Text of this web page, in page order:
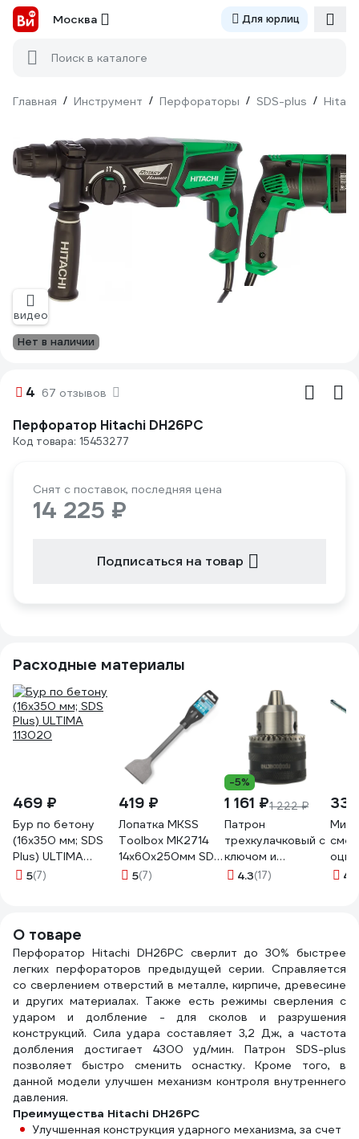
Москва Для юрлиц
Поиск в каталоге
Главная / Инструмент / Перфораторы / SDS-plus /
видео
Нет в наличии
4 67 отзывов
Перфоратор Hitachi DH26PC
Код товара: 15453277
Снят с поставок, последняя цена
14 225 ₽
Подписаться на товар
Расходные материалы
469 ₽
Бур по бетону
(16х350 мм; SDS
Plus) ULTIMA
113020
5(7)
419 ₽
Лопатка MKSS
Toolbox MK2714
14x60x250мм SDS
plus МКSS
5(7)
-5%
1 161 ₽1 222 ₽
Патрон
трехкулачковый с
ключом и
переходником
70206007
4.3(17) 4.9
О товаре
Перфоратор Hitachi DH26PC сверлит до 30% быстрее
легких перфораторов предыдущей серии. Справляется
со сверлением отверстий в металле, кирпиче, древесине
и других материалах. Также есть режимы сверления с
ударом и долбление - для сколов и разрушения
конструкций. Сила удара составляет 3,2 Дж, а частота
долбления достигает 4300 уд/мин. Патрон SDS-plus
позволяет быстро сменить оснастку. Кроме того, в
данной модели улучшен механизм контроля внутреннего
давления.
Преимущества Hitachi DH26PC
Улучшенная конструкция ударного механизма, за счет